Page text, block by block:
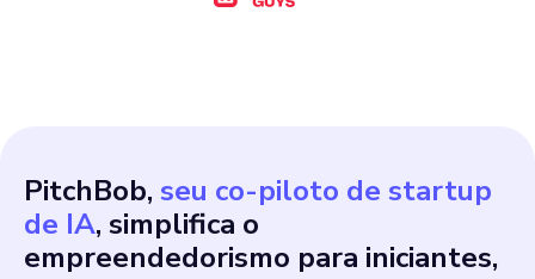
PitchBob, seu co-piloto de startup
de IA, simplifica o
empreendedorismo para iniciantes,